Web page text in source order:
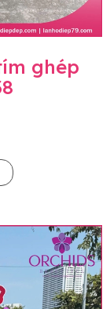
ghép